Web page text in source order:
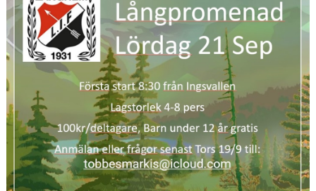
MATCHSCHEMA
DOKUMENT
BILDGALLERI